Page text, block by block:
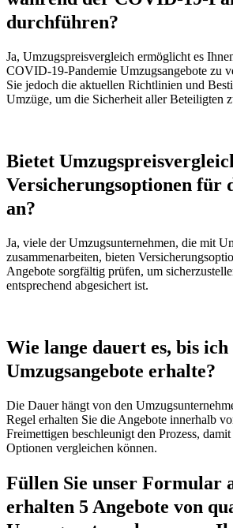
durchführen?
Ja, Umzugspreisvergleich ermöglicht es
COVID-19-Pandemie Umzugsangebote zu
Sie jedoch die aktuellen Richtlinien und
Umzüge, um die Sicherheit aller Beteiligten
Bietet
Versicherungsoptionen für
an?
Ja, viele der Umzugsunternehmen, die mit
zusammenarbeiten, bieten
Angebote sorgfältig prüfen, um
entsprechend abgesichert ist.
Wie lange dauert es, bis ich
Umzugsangebote erhalte?
Die Dauer hängt von den
Regel erhalten Sie die Angebote innerhalb
Freimettigen beschleunigt den Prozess,
Optionen vergleichen können.
Füllen Sie unser Formular
erhalten 5 Angebote von